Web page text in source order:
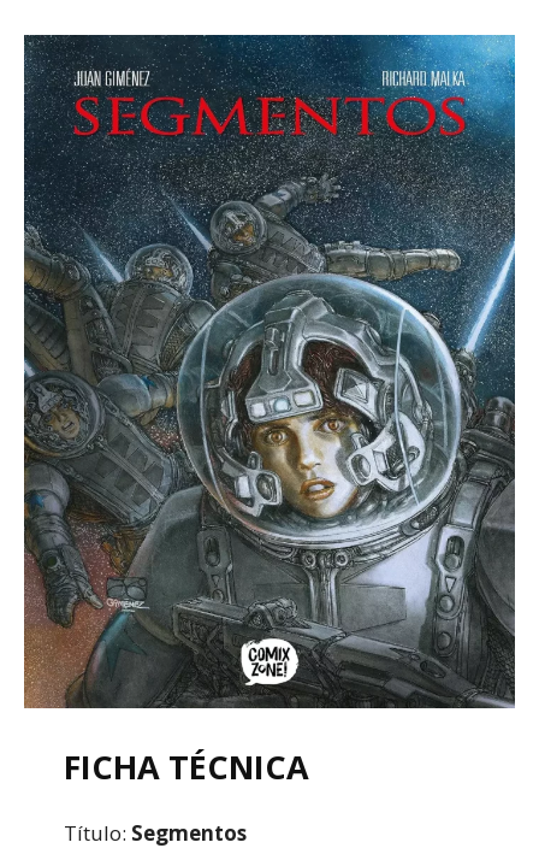
FICHA TÉCNICA
Título: Segmentos